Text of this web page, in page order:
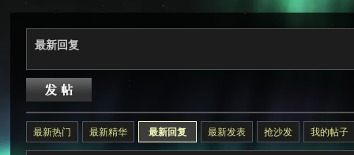
最新回复
最新热门 最新精华 最新回复 最新发表 抢沙发 我的帖子